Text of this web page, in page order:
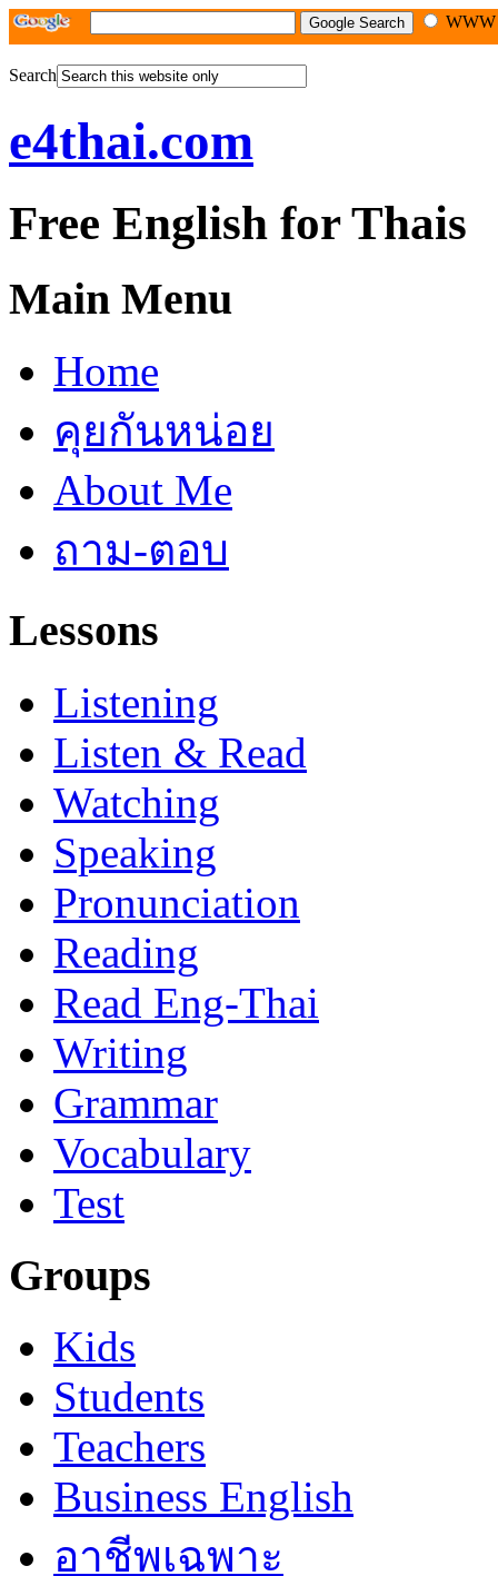
Search
e4thai.com
Free English for Thais
Main Menu
Home
คุยกันหน่อย
About Me
ถาม-ตอบ
Lessons
Listening
Listen & Read
Watching
Speaking
Pronunciation
Reading
Read Eng-Thai
Writing
Grammar
Vocabulary
Test
Groups
Kids
Students
Teachers
Business English
อาชีพเฉพาะ